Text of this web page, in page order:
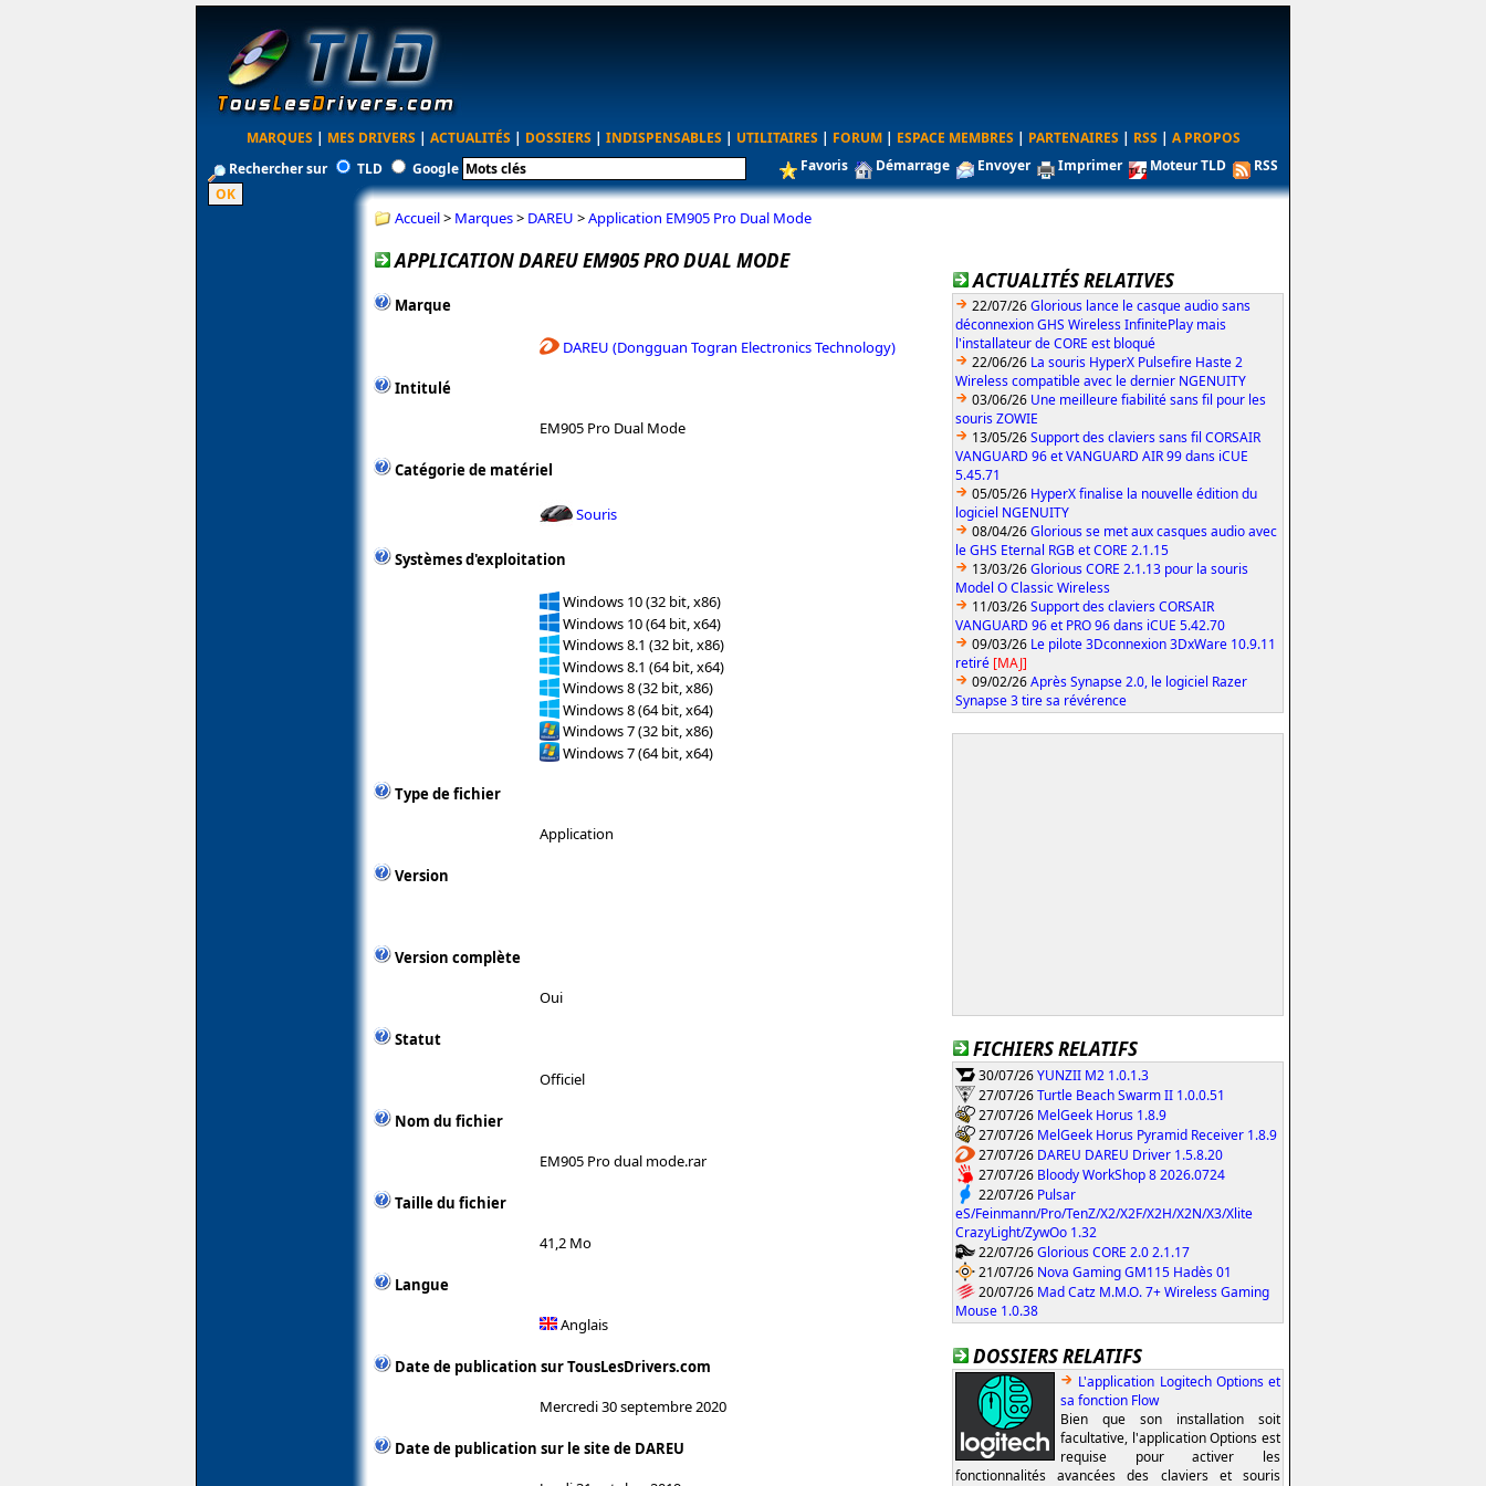
MARQUES | MES DRIVERS | ACTUALITÉS | DOSSIERS | INDISPENSABLES | UTILITAIRES | FORUM | ESPACE MEMBRES | PARTENAIRES | RSS | A PROPOS
Rechercher sur
TLD Google Favoris Démarrage Envoyer Imprimer Moteur TLD RSS
Accueil> Marques> DAREU >Application EM905 Pro Dual Mode
APPLICATION DAREU EM905 PRO DUAL MODE
Marque
DAREU (Dongguan Togran Electronics Technology)
Intitulé
EM905 Pro Dual Mode
Catégorie de matériel
Souris
Systèmes d'exploitation
Windows 10 (32 bit, x86)
Windows 10 (64 bit, x64)
Windows 8.1 (32 bit, x86)
Windows 8.1 (64 bit, x64)
Windows 8 (32 bit, x86)
Windows 8 (64 bit, x64)
Windows 7 (32 bit, x86)
Windows 7 (64 bit, x64)
Type de fichier
Application
Version
Version complète
Oui
Statut
Officiel
Nom du fichier
EM905 Pro dual mode.rar
Taille du fichier
41,2 Mo
Langue
Anglais
Date de publication sur TousLesDrivers.com
Mercredi 30 septembre 2020
Date de publication sur le site de DAREU
ACTUALITÉS RELATIVES
22/07/26Glorious lance le casque audio sans
déconnexion GHS Wireless InfinitePlay mais
l'installateur de CORE est bloqué
22/06/26 La souris HyperX Pulsefire Haste 2
Wireless compatible avec le dernier NGENUITY
03/06/26 Une meilleure fiabilité sans fil pour les
souris ZOWIE
13/05/26Support des claviers sans fil CORSAIR
VANGUARD 96 et VANGUARD AIR 99 dans iCUE
5.45.71
05/05/26 HyperX finalise la nouvelle édition du
logiciel NGENUITY
08/04/26Glorious se met aux casques audio avec
le GHS Eternal RGB et CORE 2.1.15
13/03/26Glorious CORE 2.1.13 pour la souris
Model O Classic Wireless
11/03/26Support des claviers CORSAIR
VANGUARD 96 et PRO 96 dans iCUE 5.42.70
09/03/26 Le pilote 3Dconnexion 3DxWare 10.9.11
retiré [MAJ]
09/02/26Après Synapse 2.0, le logiciel Razer
Synapse 3 tire sa révérence
FICHIERS RELATIFS
30/07/26YUNZII M2 1.0.1.3
27/07/26Turtle Beach Swarm II 1.0.0.51
27/07/26 MelGeek Horus 1.8.9
27/07/26 MelGeek Horus Pyramid Receiver 1.8.9
27/07/26 DAREU DAREU Driver 1.5.8.20
27/07/26 Bloody WorkShop 8 2026.0724
22/07/26 Pulsar
eS/Feinmann/Pro/TenZ/X2/X2F/X2H/X2N/X3/Xlite
CrazyLight/ZywOo 1.32
22/07/26Glorious CORE 2.0 2.1.17
21/07/26 Nova Gaming GM115 Hadès 01
20/07/26 Mad Catz M.M.O. 7+ Wireless Gaming
Mouse 1.0.38
DOSSIERS RELATIFS
L'application Logitech Options et
sa fonction Flow
Bien que son installation soit
facultative, l'application Options est
requise pour activer les
fonctionnalités avancées des claviers et souris